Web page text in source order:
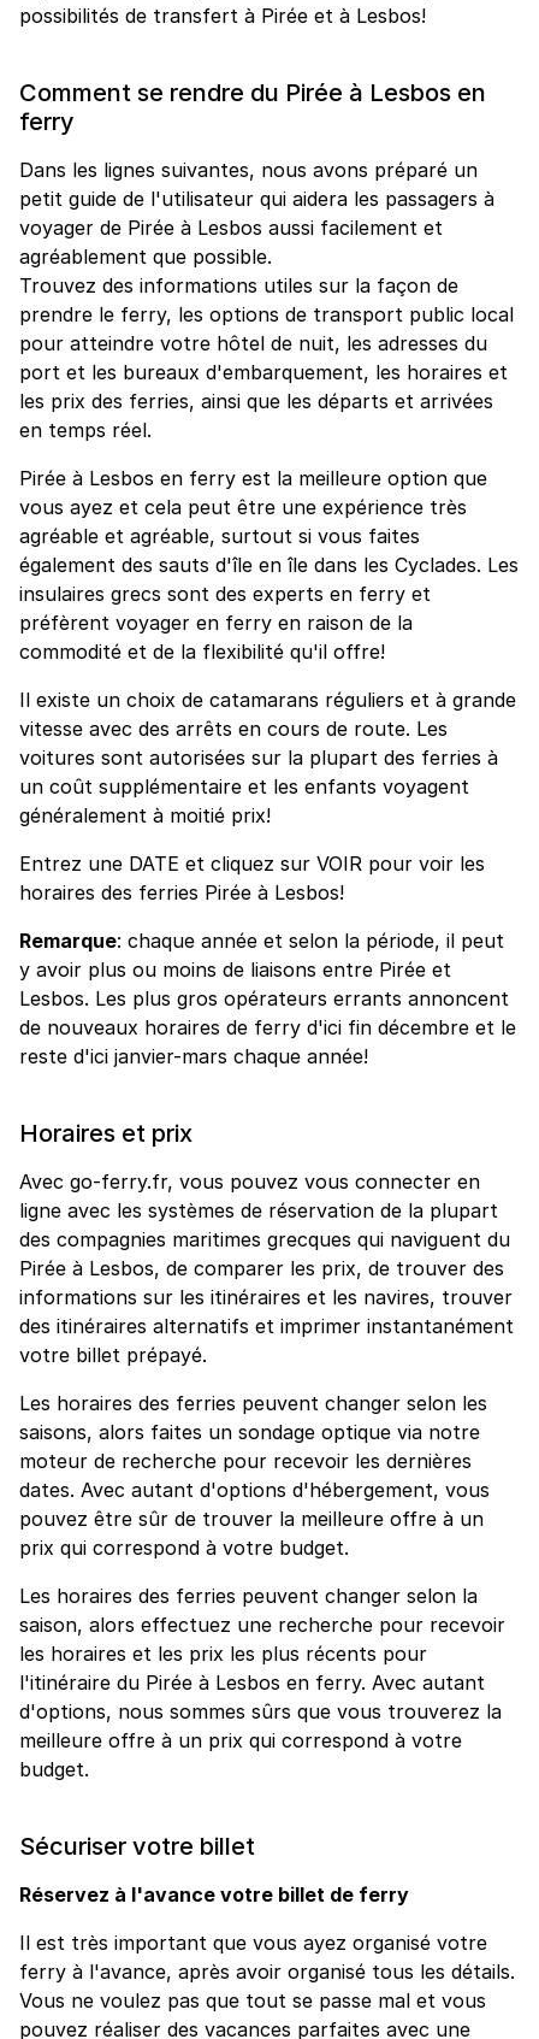
possibilités de transfert à Pirée et à Lesbos!
Comment se rendre du Pirée à Lesbos en
ferry
Dans les lignes suivantes, nous avons préparé un
petit guide de l'utilisateur qui aidera les passagers à
voyager de Pirée à Lesbos aussi facilement et
agréablement que possible.
Trouvez des informations utiles sur la façon de
prendre le ferry, les options de transport public local
pour atteindre votre hôtel de nuit, les adresses du
port et les bureaux d'embarquement, les horaires et
les prix des ferries, ainsi que les départs et arrivées
en temps réel.
Pirée à Lesbos en ferry est la meilleure option que
vous ayez et cela peut être une expérience très
agréable et agréable, surtout si vous faites
également des sauts d'île en île dans les Cyclades. Les
insulaires grecs sont des experts en ferry et
préfèrent voyager en ferry en raison de la
commodité et de la flexibilité qu'il offre!
Il existe un choix de catamarans réguliers et à grande
vitesse avec des arrêts en cours de route. Les
voitures sont autorisées sur la plupart des ferries à
un coût supplémentaire et les enfants voyagent
généralement à moitié prix!
Entrez une DATE et cliquez sur VOIR pour voir les
horaires des ferries Pirée à Lesbos!
Remarque: chaque année et selon la période, il peut
y avoir plus ou moins de liaisons entre Pirée et
Lesbos. Les plus gros opérateurs errants annoncent
de nouveaux horaires de ferry d'ici fin décembre et le
reste d'ici janvier-mars chaque année!
Horaires et prix
Avec go-ferry.fr, vous pouvez vous connecter en
ligne avec les systèmes de réservation de la plupart
des compagnies maritimes grecques qui naviguent du
Pirée à Lesbos, de comparer les prix, de trouver des
informations sur les itinéraires et les navires, trouver
des itinéraires alternatifs et imprimer instantanément
votre billet prépayé.
Les horaires des ferries peuvent changer selon les
saisons, alors faites un sondage optique via notre
moteur de recherche pour recevoir les dernières
dates. Avec autant d'options d'hébergement, vous
pouvez être sûr de trouver la meilleure offre à un
prix qui correspond à votre budget.
Les horaires des ferries peuvent changer selon la
saison, alors effectuez une recherche pour recevoir
les horaires et les prix les plus récents pour
l'itinéraire du Pirée à Lesbos en ferry. Avec autant
d'options, nous sommes sûrs que vous trouverez la
meilleure offre à un prix qui correspond à votre
budget.
Sécuriser votre billet
Réservez à l'avance votre billet de ferry
Il est très important que vous ayez organisé votre
ferry à l'avance, après avoir organisé tous les détails.
Vous ne voulez pas que tout se passe mal et vous
pouvez réaliser des vacances parfaites avec une